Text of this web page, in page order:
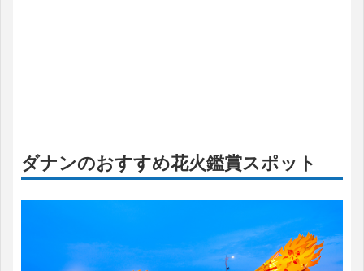
ダナンのおすすめ花火鑑賞スポット